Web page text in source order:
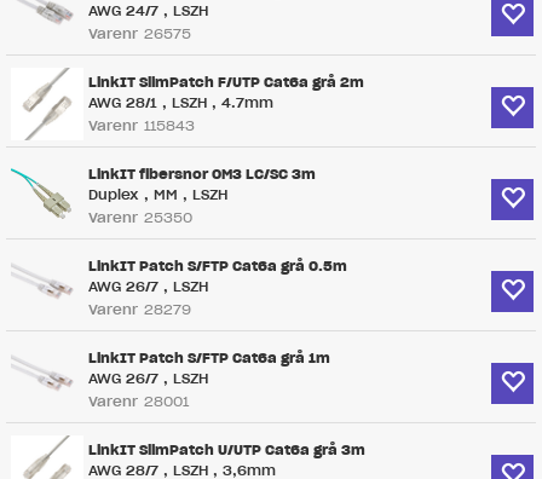
AWG 24/7 , LSZH
Varenr 26575
LinkIT SlimPatch F/UTP Cat6a grå 2m
AWG 28/1 , LSZH , 4.7mm
Varenr 115843
LinkIT fibersnor OM3 LC/SC 3m
Duplex , MM , LSZH
Varenr 25350
LinkIT Patch S/FTP Cat6a grå 0.5m
AWG 26/7 , LSZH
Varenr 28279
LinkIT Patch S/FTP Cat6a grå 1m
AWG 26/7 , LSZH
Varenr 28001
LinkIT SlimPatch U/UTP Cat6a grå 3m
AWG 28/7 , LSZH , 3,6mm